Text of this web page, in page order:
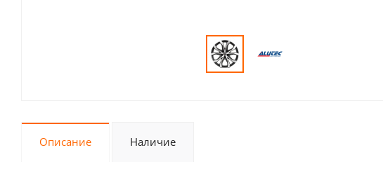
Описание Наличие